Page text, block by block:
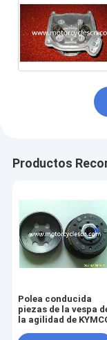
Productos
Polea conducida
piezas de la vespa
la agilidad de